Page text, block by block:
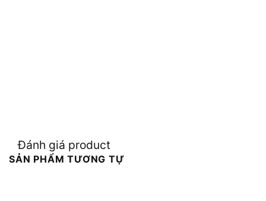
Đánh giá product
SẢN PHẨM TƯƠNG TỰ